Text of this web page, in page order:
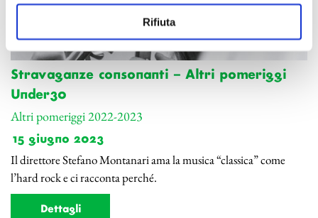
Rifiuta
Stravaganze consonanti – Altri pomeriggi
Under30
Altri pomeriggi 2022-2023
15 giugno 2023
Il direttore Stefano Montanari ama la musica “classica” come
l’hard rock e ci racconta perché.
Dettagli